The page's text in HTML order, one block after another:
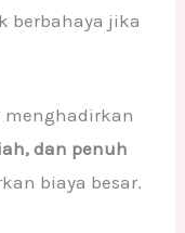
berbahaya jika
menghadirkan
dan penuh
biaya besar.